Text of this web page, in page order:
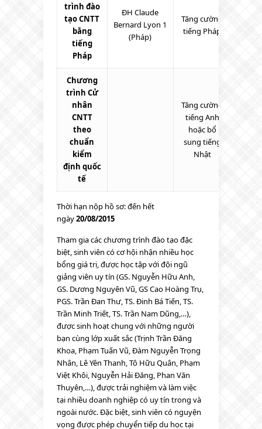
trình đào
tạo CNTT
bằng
tiếng
Pháp
ĐH Claude
Bernard Lyon 1
(Pháp)
Tăng cường
tiếng Pháp
Chương
trình Cử
nhân
CNTT
theo
chuẩn
kiểm
định quốc
tế
Tăng cường
tiếng Anh
hoặc bổ
sung tiếng
Nhật
Thời hạn nộp hồ sơ: đến hết
ngày20/08/2015
Tham gia các chương trình đào tạo đặc
biệt, sinh viên có cơ hội nhận nhiều học
bổng giá trị, được học tập với đội ngũ
giảng viên uy tín (GS. Nguyễn Hữu Anh,
GS. Dương Nguyên Vũ, GS Cao Hoàng Trụ,
PGS. Trần Đan Thư, TS. Đinh Bá Tiến, TS.
Trần Minh Triết, TS. Trần Nam Dũng,…),
được sinh hoạt chung với những người
bạn cùng lớp xuất sắc (Trịnh Trần Đăng
Khoa, Phạm Tuấn Vũ, Đàm Nguyễn Trọng
Nhân, Lê Yên Thanh, Tô Hữu Quân, Phạm
Việt Khôi, Nguyễn Hải Đăng, Phan Văn
Thuyên,…), được trải nghiệm và làm việc
tại nhiều doanh nghiệp có uy tín trong và
ngoài nước. Đặc biệt, sinh viên có nguyện
vọng được phép chuyển tiếp du học tại